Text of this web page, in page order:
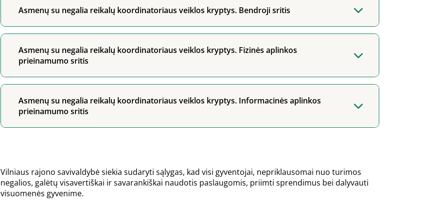
Asmenų su negalia reikalų koordinatoriaus veiklos kryptys. Bendroji sritis
Asmenų su negalia reikalų koordinatoriaus veiklos kryptys. Fizinės aplinkos
prieinamumo sritis
Asmenų su negalia reikalų koordinatoriaus veiklos kryptys. Informacinės aplinkos
prieinamumo sritis
Vilniaus rajono savivaldybė siekia sudaryti sąlygas, kad visi gyventojai, nepriklausomai nuo turimos
negalios, galėtų visavertiškai ir savarankiškai naudotis paslaugomis, priimti sprendimus bei dalyvauti
visuomenės gyvenime.